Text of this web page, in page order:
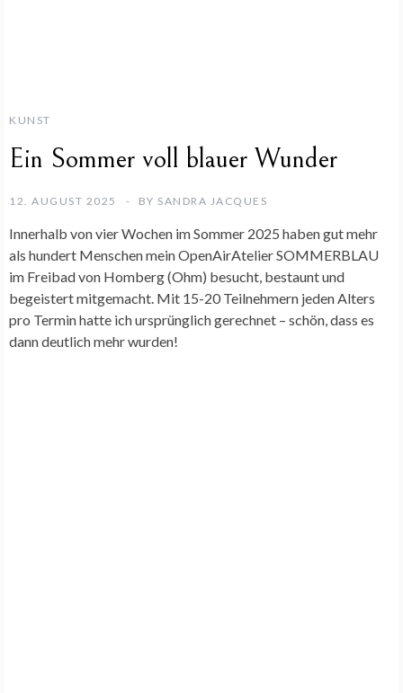
KUNST
Ein Sommer voll blauer Wunder
12. AUGUST 2025 BY SANDRA JACQUES
Innerhalb von vier Wochen im Sommer 2025 haben gut mehr
als hundert Menschen mein OpenAirAtelier SOMMERBLAU
im Freibad von Homberg (Ohm) besucht, bestaunt und
begeistert mitgemacht. Mit 15-20 Teilnehmern jeden Alters
pro Termin hatte ich ursprünglich gerechnet – schön, dass es
dann deutlich mehr wurden!